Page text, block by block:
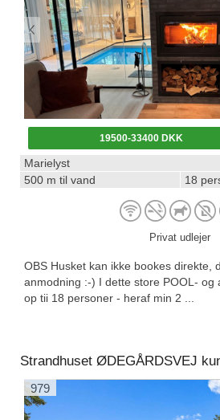
19500-33400 DKK
Marielyst
500 m til vand
18
Privat udlejer
OBS Husket kan ikke bookes direkte,
anmodning :-) I dette store POOL- og
op tii 18 personer - heraf min 2 ...
Strandhuset ØDEGÅRDSVEJ
979